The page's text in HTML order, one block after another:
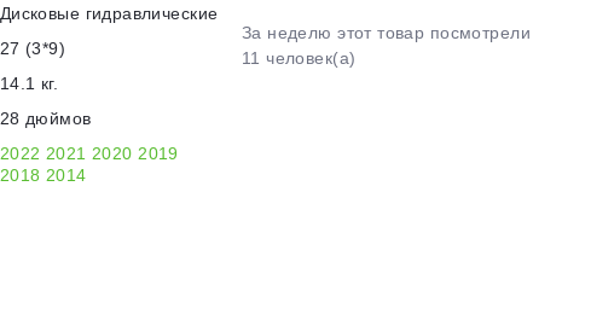
Дисковые гидравлические
27 (3*9)
14.1 кг.
28 дюймов
2022 2021 2020 2019
2018 2014
За неделю этот товар посмотрели
11 человек(а)